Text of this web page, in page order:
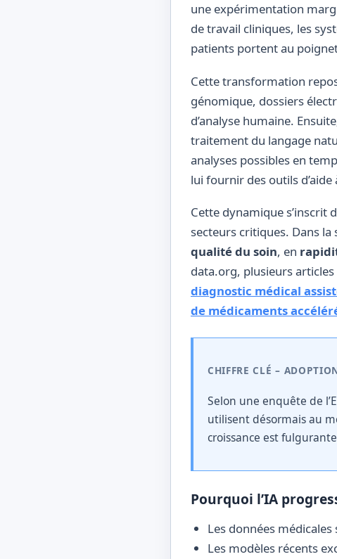
une expérimentation
de travail cliniques, les
patients portent au
Cette transformation
génomique, dossiers
d’analyse humaine.
traitement du langage
analyses possibles en
lui fournir des outils
Cette dynamique s’inscrit
secteurs critiques. Dans
qualité du soin, en
data.org, plusieurs
diagnostic médical
de médicaments
CHIFFRE CLÉ –
Selon une enquête de
utilisent désormais au
croissance est
Pourquoi l’IA
Les données
Les modèles récents